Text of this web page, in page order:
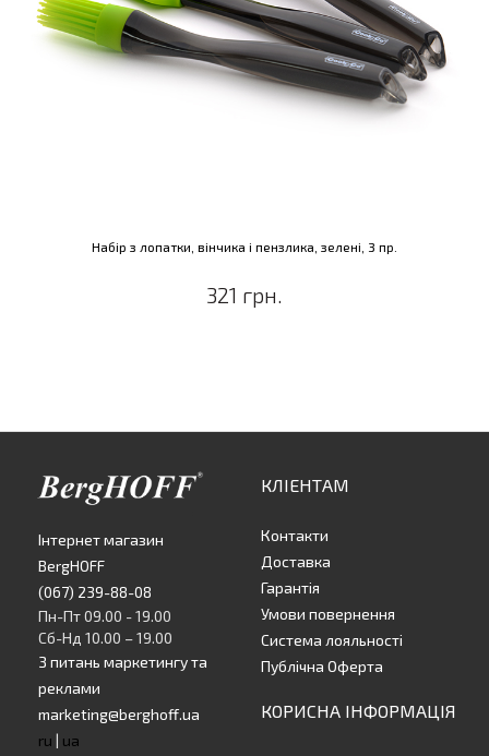
Набір з лопатки, вінчика і пензлика, зелені, 3 пр.
321 грн.
Інтернет магазин
BergHOFF
(067) 239-88-08
Пн-Пт 09.00 - 19.00
Сб-Нд 10.00 – 19.00
З питань маркетингу та
реклами
marketing@berghoff.ua
ru | ua
КЛІЕНТАМ
Контакти
Доставка
Гарантія
Умови повернення
Система лояльності
Публічна Оферта
КОРИСНА ІНФОРМАЦІЯ